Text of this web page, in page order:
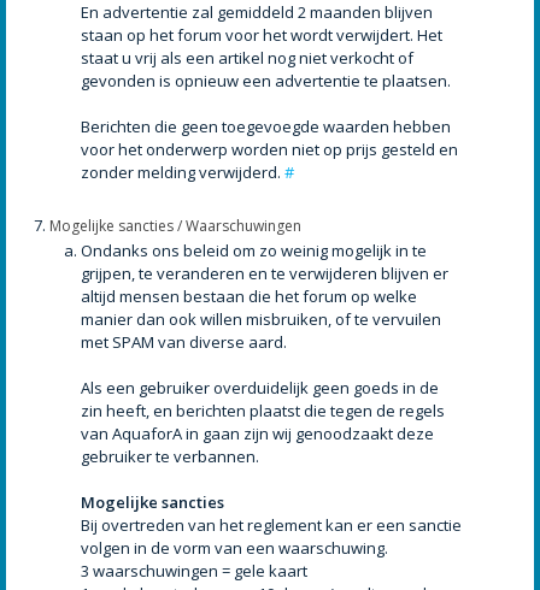
En advertentie zal gemiddeld 2 maanden blijven
staan op het forum voor het wordt verwijdert. Het
staat u vrij als een artikel nog niet verkocht of
gevonden is opnieuw een advertentie te plaatsen.
Berichten die geen toegevoegde waarden hebben
voor het onderwerp worden niet op prijs gesteld en
zonder melding verwijderd. #
Mogelijke sancties / Waarschuwingen
Ondanks ons beleid om zo weinig mogelijk in te
grijpen, te veranderen en te verwijderen blijven er
altijd mensen bestaan die het forum op welke
manier dan ook willen misbruiken, of te vervuilen
met SPAM van diverse aard.
Als een gebruiker overduidelijk geen goeds in de
zin heeft, en berichten plaatst die tegen de regels
van AquaforA in gaan zijn wij genoodzaakt deze
gebruiker te verbannen.
Mogelijke sancties
Bij overtreden van het reglement kan er een sanctie
volgen in de vorm van een waarschuwing.
3 waarschuwingen = gele kaart